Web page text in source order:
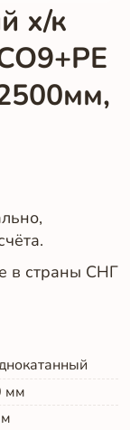
х/к
в страны СНГ
мм